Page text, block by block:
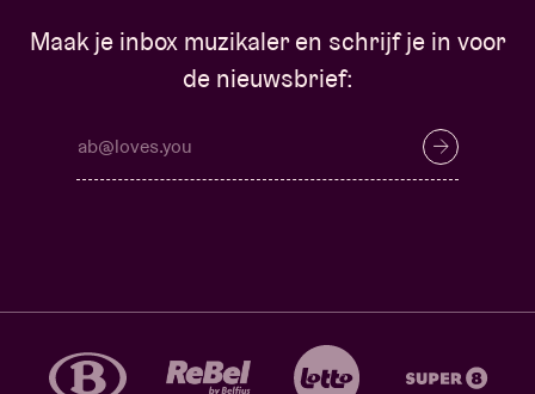
Maak je inbox muzikaler en schrijf je in voor
de nieuwsbrief: